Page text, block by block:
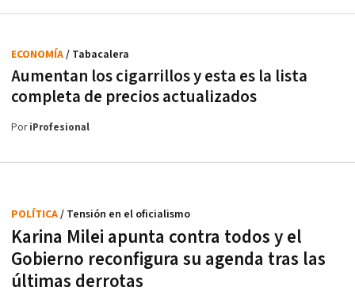
Aumentan los cigarrillos y esta es la lista
completa de precios actualizados
ECONOMÍA/ Tabacalera
PoriProfesional
Karina Milei apunta contra todos y el
Gobierno reconfigura su agenda tras las
últimas derrotas
POLÍTICA/ Tensión en el oficialismo